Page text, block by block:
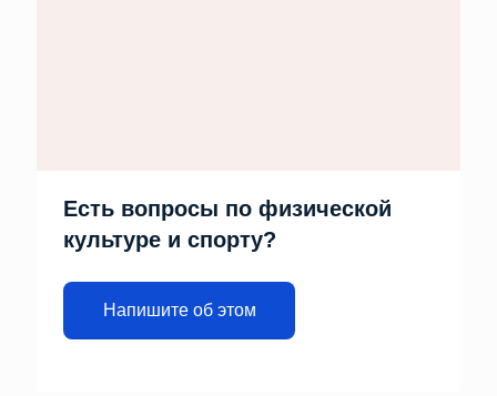
Есть вопросы по физической
культуре и спорту?
Напишите об этом